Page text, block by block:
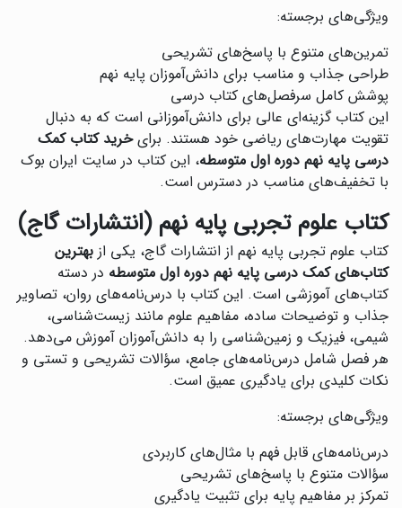
ویژگی‌های برجسته:
تمرین‌های متنوع با پاسخ‌های تشریحی
طراحی جذاب و مناسب برای دانش‌آموزان پایه نهم
پوشش کامل سرفصل‌های کتاب درسی
این کتاب گزینه‌ای عالی برای دانش‌آموزانی است که به دنبال
تقویت مهارت‌های ریاضی خود هستند. برایخرید کتاب کمک
درسی پایه نهم دوره اول متوسطه، این کتاب در سایت ایران بوک
با تخفیف‌های مناسب در دسترس است.
کتاب علوم تجربی پایه نهم (انتشارات گاج)
کتاب علوم تجربی پایه نهم از انتشارات گاج، یکی از بهترین
کتاب‌های کمک درسی پایه نهم دوره اول متوسطه در دسته
کتاب‌های آموزشی است. این کتاب با درس‌نامه‌های روان، تصاویر
جذاب و توضیحات ساده، مفاهیم علوم مانند زیست‌شناسی،
شیمی، فیزیک و زمین‌شناسی را به دانش‌آموزان آموزش می‌دهد.
هر فصل شامل درس‌نامه‌های جامع، سؤالات تشریحی و تستی و
نکات کلیدی برای یادگیری عمیق است.
ویژگی‌های برجسته:
درس‌نامه‌های قابل فهم با مثال‌های کاربردی
سؤالات متنوع با پاسخ‌های تشریحی
تمرکز بر مفاهیم پایه برای تثبیت یادگیری